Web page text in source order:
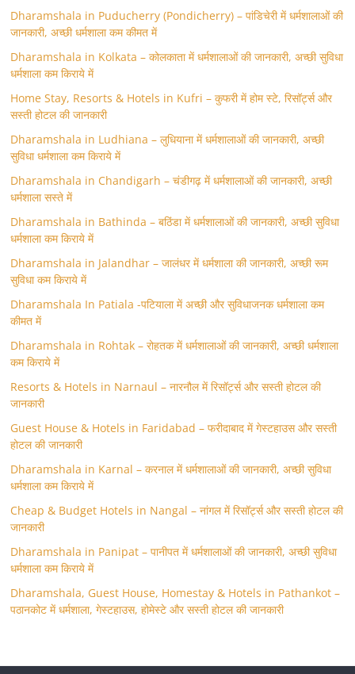
Dharamshala in Puducherry (Pondicherry) – पांडिचेरी में धर्मशालाओं की
जानकारी, अच्छी धर्मशाला कम कीमत में
Dharamshala in Kolkata – कोलकाता में धर्मशालाओं की जानकारी, अच्छी सुविधा
धर्मशाला कम किराये में
Home Stay, Resorts & Hotels in Kufri – कुफरी में होम स्‍टे, रिसॉर्ट्स और
सस्ती होटल की जानकारी
Dharamshala in Ludhiana – लुधियाना में धर्मशालाओं की जानकारी, अच्छी
सुविधा धर्मशाला कम किराये में
Dharamshala in Chandigarh – चंडीगढ़ में धर्मशालाओं की जानकारी, अच्छी
धर्मशाला सस्ते में
Dharamshala in Bathinda – बठिंडा में धर्मशालाओं की जानकारी, अच्छी सुविधा
धर्मशाला कम किराये में
Dharamshala in Jalandhar – जालंधर में धर्मशाला की जानकारी, अच्छी रूम
सुविधा कम किराये में
Dharamshala In Patiala -पटियाला में अच्छी और सुविधाजनक धर्मशाला कम
कीमत में
Dharamshala in Rohtak – रोहतक में धर्मशालाओं की जानकारी, अच्छी धर्मशाला
कम किराये में
Resorts & Hotels in Narnaul – नारनौल में रिसॉर्ट्स और सस्ती होटल की
जानकारी
Guest House & Hotels in Faridabad – फरीदाबाद में गेस्टहाउस और सस्ती
होटल की जानकारी
Dharamshala in Karnal – करनाल में धर्मशालाओं की जानकारी, अच्छी सुविधा
धर्मशाला कम किराये में
Cheap & Budget Hotels in Nangal – नांगल में रिसॉर्ट्स और सस्ती होटल की
जानकारी
Dharamshala in Panipat – पानीपत में धर्मशालाओं की जानकारी, अच्छी सुविधा
धर्मशाला कम किराये में
Dharamshala, Guest House, Homestay & Hotels in Pathankot –
पठानकोट में धर्मशाला, गेस्टहाउस, होमेस्टे और सस्ती होटल की जानकारी